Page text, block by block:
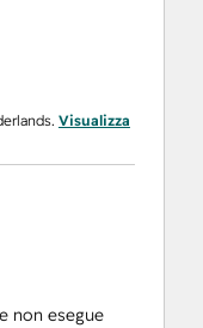
Visualizza
non esegue